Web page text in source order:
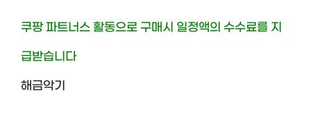
쿠팡 파트너스 활동으로 구매시 일정액의 수수료를 지
급받습니다
해금악기